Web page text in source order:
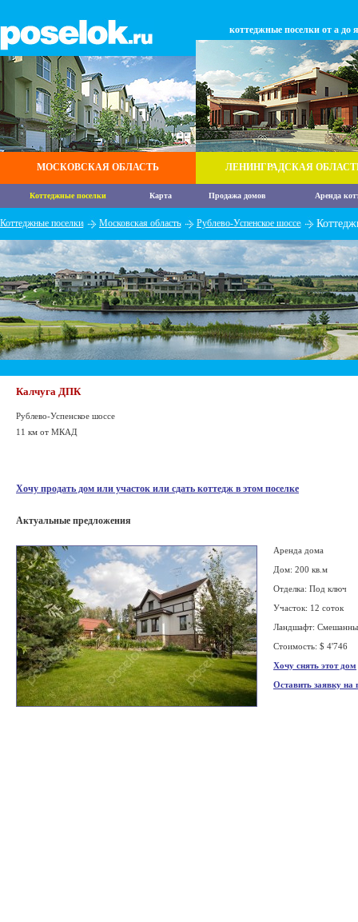
МОСКОВСКАЯ ОБЛАСТЬ
коттеджные поселки от а до я
ЛЕНИНГРАДСКАЯ
Коттеджные поселки Карта Продажа домов Аренда
Коттеджные поселки Московская область Рублево-Успенское шоссе
Калчуга ДПК
Рублево-Успенское шоссе
11 км от МКАД
Хочу продать дом или участок или сдать коттедж в этом поселке
Актуальные предложения
Аренда дома
Дом: 200 кв.м
Отделка: Под ключ
Участок: 12 соток
Ландшафт:
Стоимость: $ 4'746
Хочу снять этот дом
Оставить заявку на